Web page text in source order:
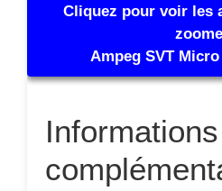
Cliquez pour voir les
Ampeg SVT
Informations